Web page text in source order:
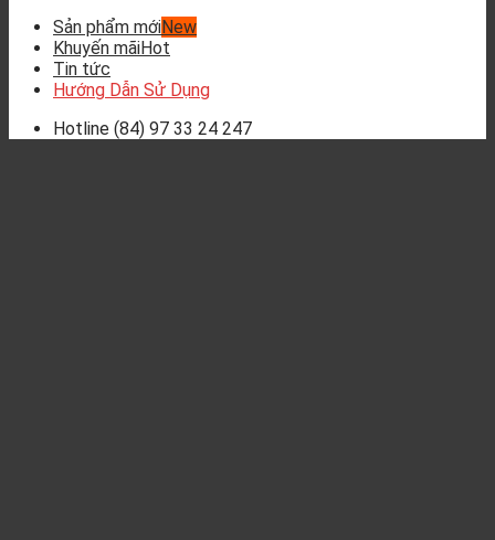
Sản phẩm mới
Khuyến mãi
Tin tức
Hướng Dẫn Sử Dụng
Hotline (84) 97 33 24 247